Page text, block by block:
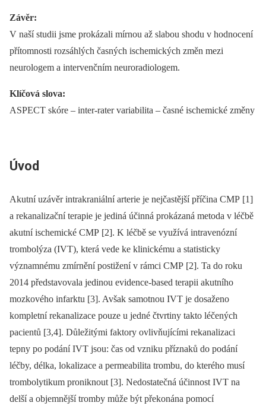
Závěr:
V naší studii jsme prokázali mírnou až slabou shodu v hodnocení
přítomnosti rozsáhlých časných ischemických změn mezi
neurologem a intervenčním neuroradiologem.
Klíčová slova:
ASPECT skóre –⁠ inter-rater variabilita –⁠ časné ischemické změny
Úvod
Akutní uzávěr intrakraniální arterie je nejčastější příčina CMP [1]
a rekanalizační terapie je jediná účinná prokázaná metoda v léčbě
akutní ischemické CMP [2]. K léčbě se využívá intravenózní
trombolýza (IVT), která vede ke klinickému a statisticky
významnému zmírnění postižení v rámci CMP [2]. Ta do roku
2014 představovala jedinou evidence-based terapii akutního
mozkového infarktu [3]. Avšak samotnou IVT je dosaženo
kompletní rekanalizace pouze u jedné čtvrtiny takto léčených
pacientů [3,4]. Důležitými faktory ovlivňujícími rekanalizaci
tepny po podání IVT jsou: čas od vzniku příznaků do podání
léčby, délka, lokalizace a permeabilita trombu, do kterého musí
trombolytikum proniknout [3]. Nedostatečná účinnost IVT na
delší a objemnější tromby může být překonána pomocí